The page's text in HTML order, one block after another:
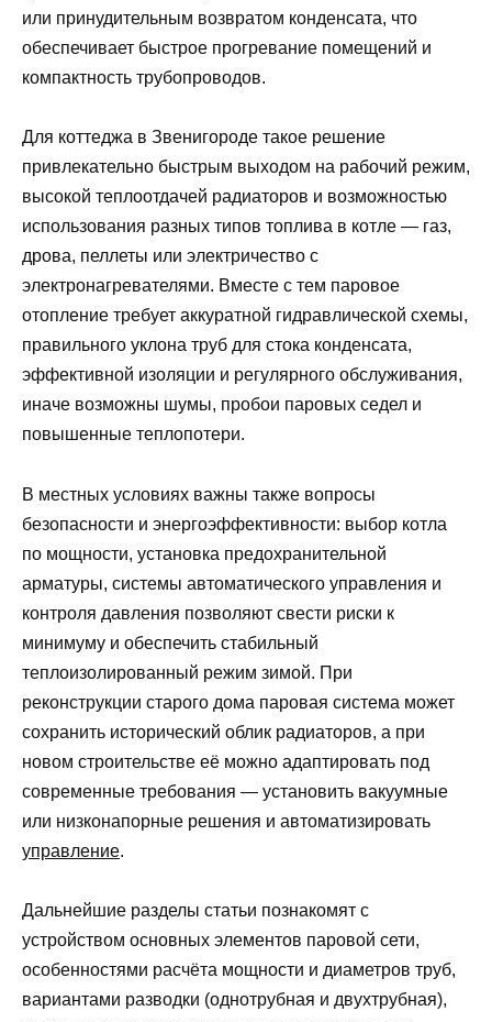
или принудительным возвратом конденсата, что
обеспечивает быстрое прогревание помещений и
компактность трубопроводов.
Для коттеджа в Звенигороде такое решение
привлекательно быстрым выходом на рабочий режим,
высокой теплоотдачей радиаторов и возможностью
использования разных типов топлива в котле — газ,
дрова, пеллеты или электричество с
электронагревателями. Вместе с тем паровое
отопление требует аккуратной гидравлической схемы,
правильного уклона труб для стока конденсата,
эффективной изоляции и регулярного обслуживания,
иначе возможны шумы, пробои паровых седел и
повышенные теплопотери.
В местных условиях важны также вопросы
безопасности и энергоэффективности: выбор котла
по мощности, установка предохранительной
арматуры, системы автоматического управления и
контроля давления позволяют свести риски к
минимуму и обеспечить стабильный
теплоизолированный режим зимой. При
реконструкции старого дома паровая система может
сохранить исторический облик радиаторов, а при
новом строительстве её можно адаптировать под
современные требования — установить вакуумные
или низконапорные решения и автоматизировать
управление.
Дальнейшие разделы статьи познакомят с
устройством основных элементов паровой сети,
особенностями расчёта мощности и диаметров труб,
вариантами разводки (однотрубная и двухтрубная),